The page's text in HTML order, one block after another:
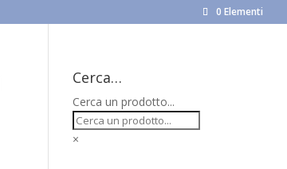
0 Elementi
Cerca…
Cerca un prodotto...
×